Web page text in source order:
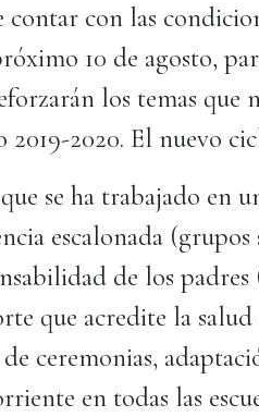
contar con las
10 de agosto,
los temas
2020. El nuevo
se ha trabajado en
escalonada (grupos
de los
que acredite la
de ceremonias,
en todas las